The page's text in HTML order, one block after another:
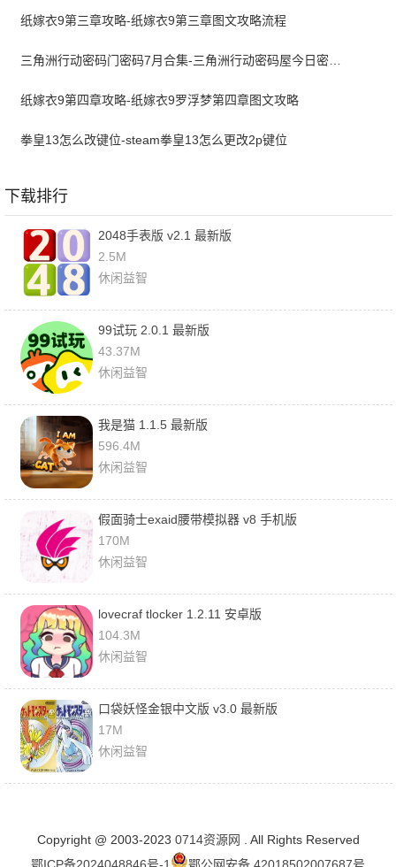
纸嫁衣9第三章攻略-纸嫁衣9第三章图文攻略流程
三角洲行动密码门密码7月合集-三角洲行动密码屋今日密码大全2026最新7月
纸嫁衣9第四章攻略-纸嫁衣9罗浮梦第四章图文攻略
拳皇13怎么改键位-steam拳皇13怎么更改2p键位
下载排行
2048手表版 v2.1 最新版
2.5M
休闲益智
99试玩 2.0.1 最新版
43.37M
休闲益智
我是猫 1.1.5 最新版
596.4M
休闲益智
假面骑士exaid腰带模拟器 v8 手机版
170M
休闲益智
lovecraf tlocker 1.2.11 安卓版
104.3M
休闲益智
口袋妖怪金银中文版 v3.0 最新版
17M
休闲益智
Copyright @ 2003-2023 0714资源网 . All Rights Reserved